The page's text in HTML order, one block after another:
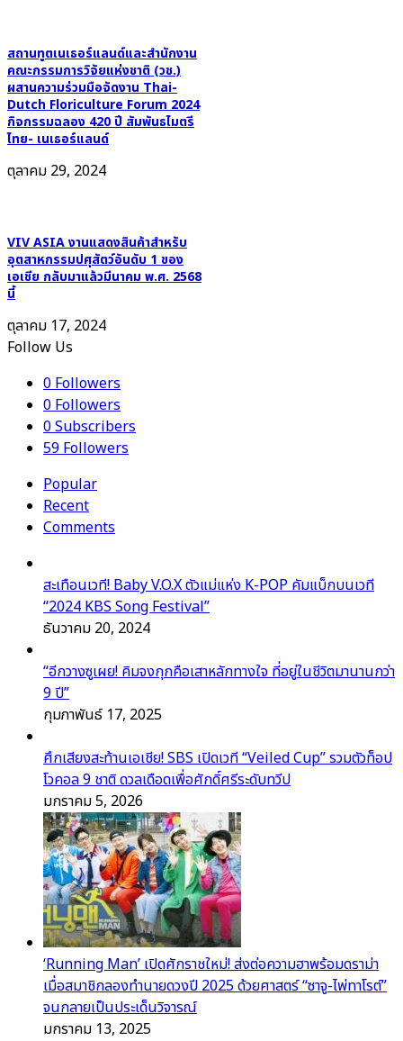
สถานทูตเนเธอร์แลนด์และสำนักงาน
คณะกรรมการวิจัยแห่งชาติ (วช.)
ผสานความร่วมมือจัดงาน Thai-
Dutch Floriculture Forum 2024
กิจกรรมฉลอง 420 ปี สัมพันธไมตรี
ไทย- เนเธอร์แลนด์
ตุลาคม 29, 2024
VIV ASIA งานแสดงสินค้าสำหรับ
อุตสาหกรรมปศุสัตว์อันดับ 1 ของ
เอเชีย กลับมาแล้วมีนาคม พ.ศ. 2568
นี้
ตุลาคม 17, 2024
Follow Us
0 Followers
0 Followers
0Subscribers
59 Followers
Popular
Recent
Comments
สะเทือนเวที! Baby V.O.X ตัวแม่แห่ง K-POP คัมแบ็กบนเวที
“2024 KBS Song Festival”
ธันวาคม 20, 2024
“อีกวางซูเผย! คิมจงกุกคือเสาหลักทางใจ ที่อยู่ในชีวิตมานานกว่า
9 ปี”
กุมภาพันธ์ 17, 2025
ศึกเสียงสะท้านเอเชีย! SBS เปิดเวที “Veiled Cup” รวมตัวท็อป
โวคอล 9 ชาติ ดวลเดือดเพื่อศักดิ์ศรีระดับทวีป
มกราคม 5, 2026
‘Running Man’ เปิดศักราชใหม่! ส่งต่อความฮาพร้อมดราม่า
เมื่อสมาชิกลองทำนายดวงปี 2025 ด้วยศาสตร์ “ซาจู-ไพ่ทาโรต์”
จนกลายเป็นประเด็นวิจารณ์
มกราคม 13, 2025